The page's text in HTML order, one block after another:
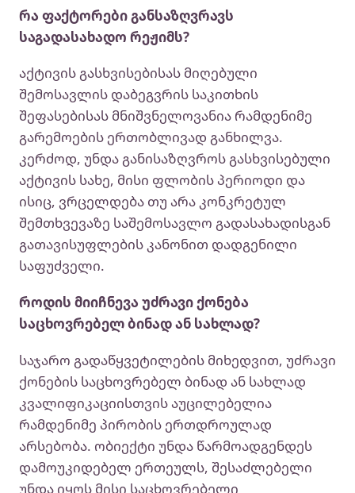
რა ფაქტორები განსაზღვრავს
საგადასახადო რეჟიმს?
აქტივის გასხვისებისას მიღებული
შემოსავლის დაბეგვრის საკითხის
შეფასებისას მნიშვნელოვანია რამდენიმე
გარემოების ერთობლივად განხილვა.
კერძოდ, უნდა განისაზღვროს გასხვისებული
აქტივის სახე, მისი ფლობის პერიოდი და
ისიც, ვრცელდება თუ არა კონკრეტულ
შემთხვევაზე საშემოსავლო გადასახადისგან
გათავისუფლების კანონით დადგენილი
საფუძველი.
როდის მიიჩნევა უძრავი ქონება
საცხოვრებელ ბინად ან სახლად?
საჯარო გადაწყვეტილების მიხედვით, უძრავი
ქონების საცხოვრებელ ბინად ან სახლად
კვალიფიკაციისთვის აუცილებელია
რამდენიმე პირობის ერთდროულად
არსებობა. ობიექტი უნდა წარმოადგენდეს
დამოუკიდებელ ერთეულს, შესაძლებელი
უნდა იყოს მისი საცხოვრებელი